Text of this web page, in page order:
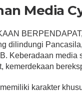
Media
dilindungi
Keberadaan media
kemerdekaan
karakter